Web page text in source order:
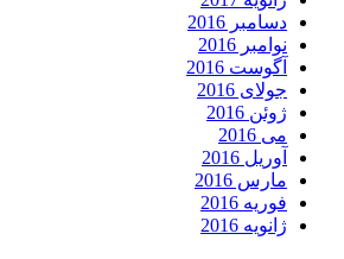
دسامبر 2016
نوامبر 2016
آگوست 2016
جولای 2016
ژوئن 2016
می 2016
آوریل 2016
مارس 2016
فوریه 2016
ژانویه 2016